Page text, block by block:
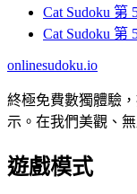
Cat Sudoku 第
Cat Sudoku 第
onlinesudoku.io
終極免費數獨體驗
示。在我們美觀、
遊戲模式